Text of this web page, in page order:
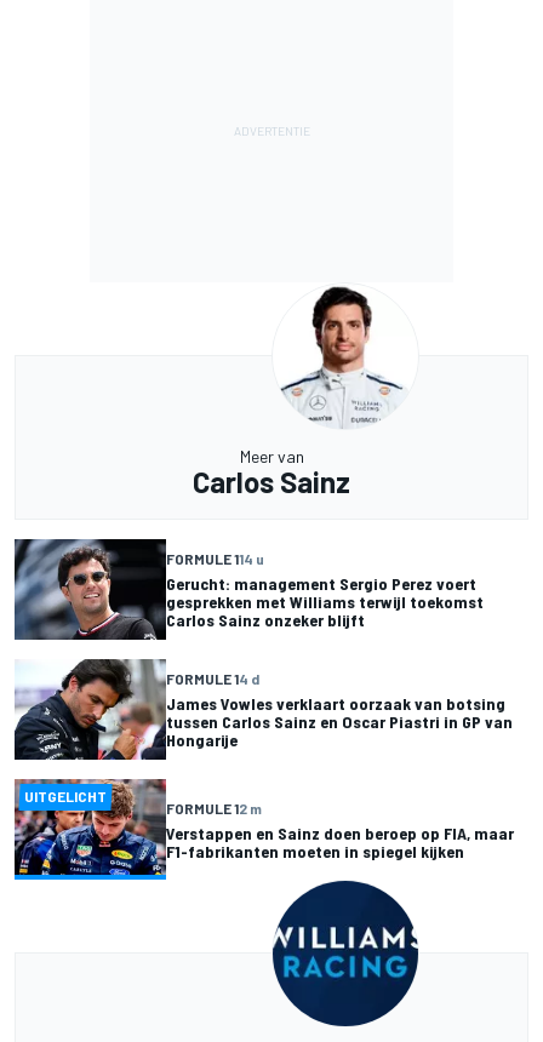
Meer van
Carlos Sainz
FORMULE 114 u
Gerucht: management Sergio Perez voert
gesprekken met Williams terwijl toekomst
Carlos Sainz onzeker blijft
FORMULE 14 d
James Vowles verklaart oorzaak van botsing
tussen Carlos Sainz en Oscar Piastri in GP van
Hongarije
UITGELICHT
FORMULE 12 m
Verstappen en Sainz doen beroep op FIA, maar
F1-fabrikanten moeten in spiegel kijken